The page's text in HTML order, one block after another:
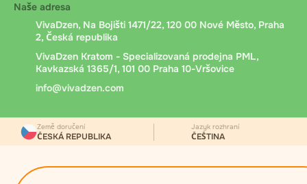
Naše adresa
VivaDzen, Na Bojišti 1471/22, 120 00 Nové Město, Praha
2, Česká republika
VivaDzen Kratom - Specializovaná prodejna PML,
Kavkazská 1365/1, 101 00 Praha 10-Vršovice
info@vivadzen.com
Země doručení
ČESKÁ REPUBLIKA
Jazyk rozhraní
ČEŠTINA